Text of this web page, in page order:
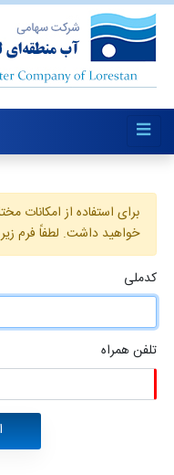
برای استفاده از امکانات
خواهید داشت. لطفاً فرم زیر
کدملی
تلفن همراه